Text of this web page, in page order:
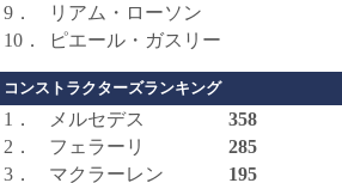
9．
リアム・ローソン
10．
ピエール・ガスリー
コンストラクターズランキング
1． メルセデス
358
2．
フェラーリ
285
3．
マクラーレン
195